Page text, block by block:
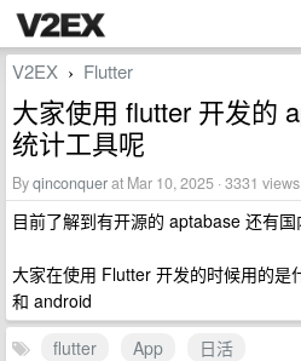
V2EX › Flutter
大家使用 flutter 开发的
统计工具呢
Byqinconquerat Mar 10, 2025 · 3331 views
目前了解到有开源的 aptabase 还有国
大家在使用 Flutter 开发的时候用的是
和 android
flutter
App
日活